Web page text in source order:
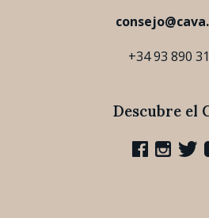
+34 93 890
Descubre el